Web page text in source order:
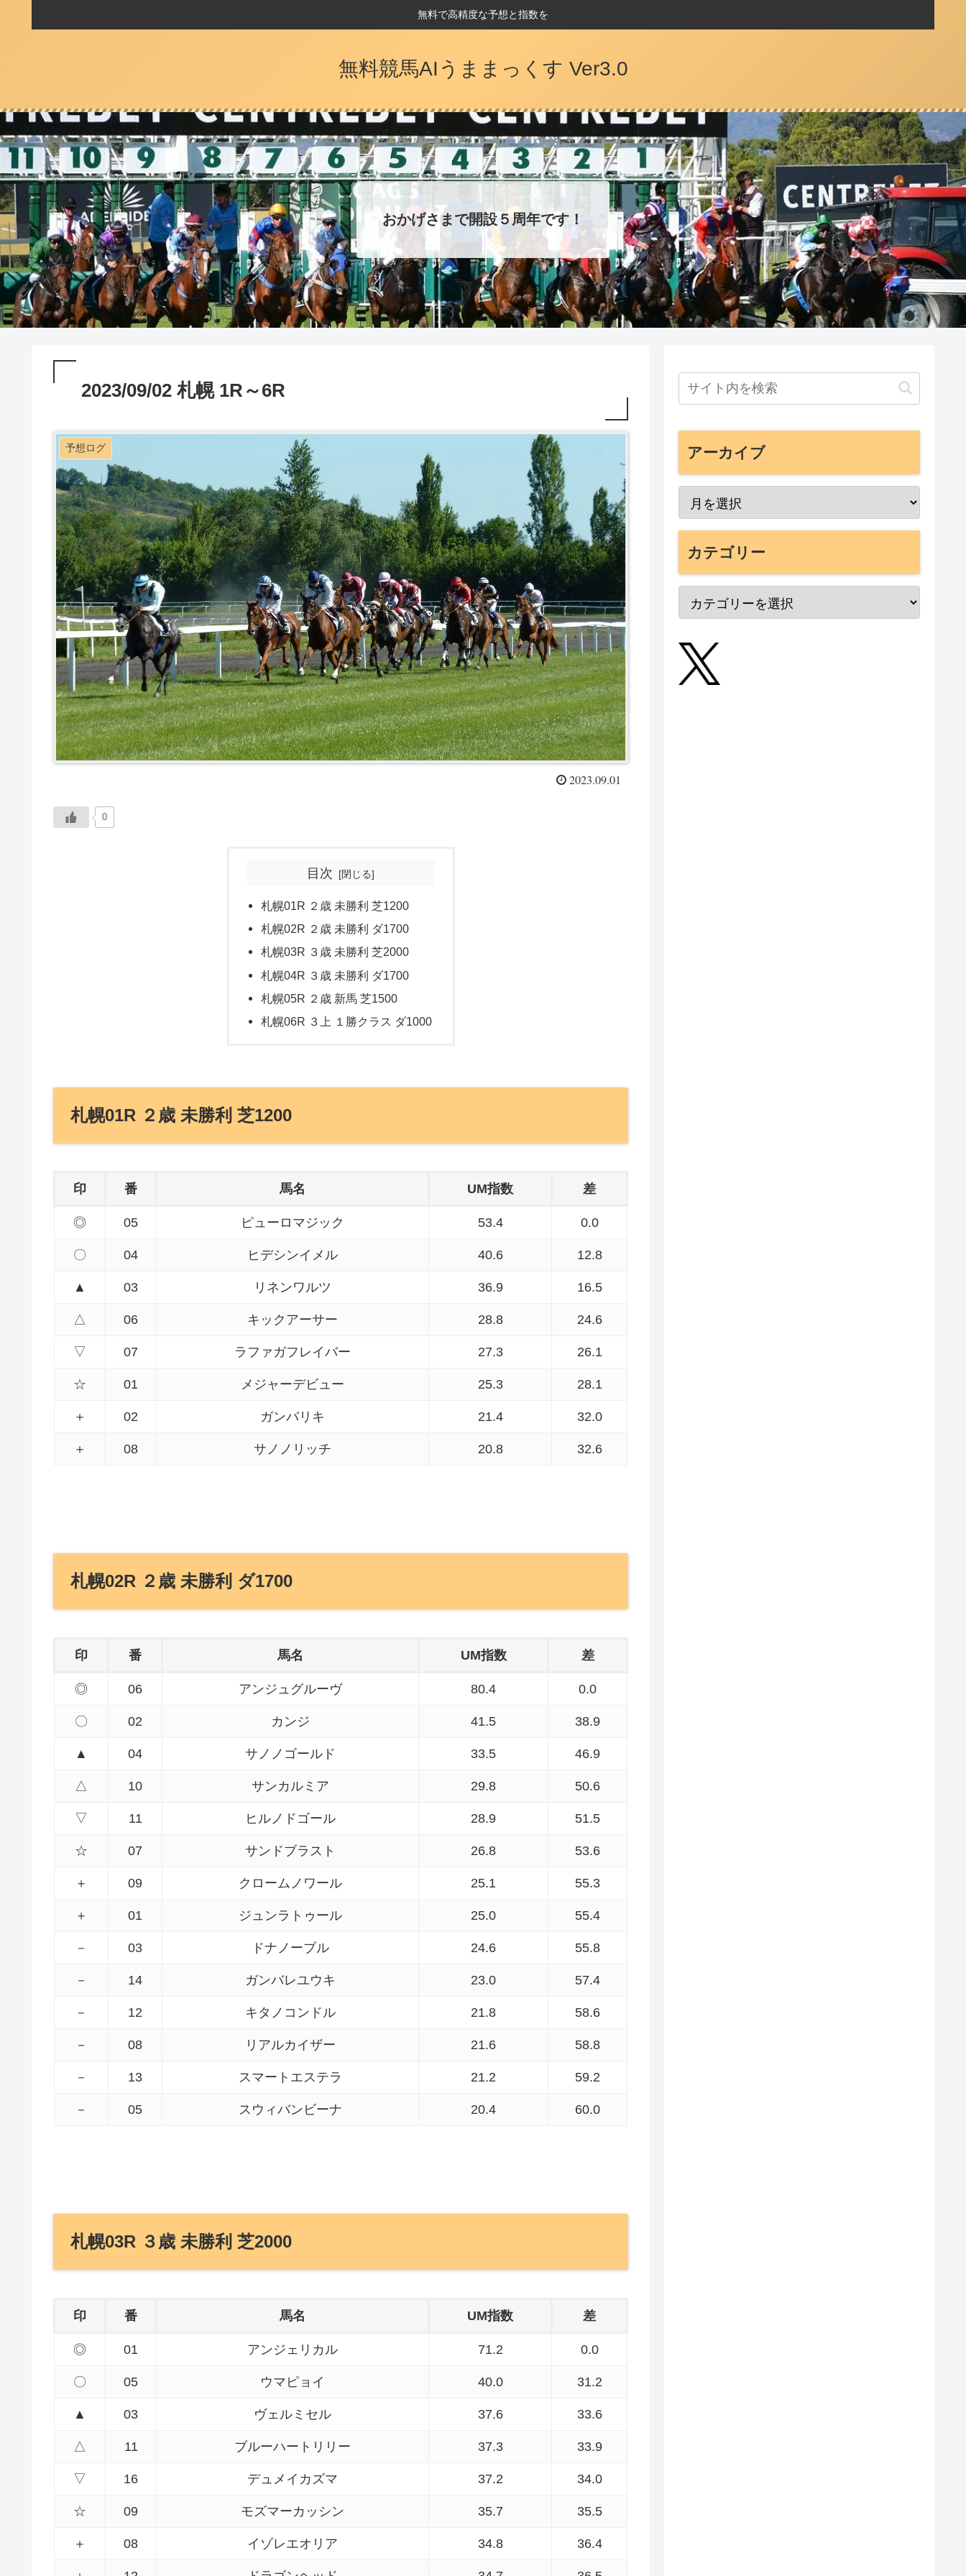
無料で高精度な予想と指数を
無料競馬AIうままっくす Ver3.0
おかげさまで開設５周年です！
2023/09/02 札幌 1R～6R
予想ログ
2023.09.01
0
目次
札幌01R ２歳 未勝利 芝1200
札幌02R ２歳 未勝利 ダ1700
札幌03R ３歳 未勝利 芝2000
札幌04R ３歳 未勝利 ダ1700
札幌05R ２歳 新馬 芝1500
札幌06R ３上 １勝クラス ダ1000
札幌01R ２歳 未勝利 芝1200
印 番 馬名 UM指数 差
◎ 05 ピューロマジック 53.4 0.0
〇 04 ヒデシンイメル 40.6 12.8
▲ 03 リネンワルツ 36.9 16.5
△ 06 キックアーサー 28.8 24.6
▽ 07 ラファガフレイバー 27.3 26.1
☆ 01 メジャーデビュー 25.3 28.1
＋ 02 ガンバリキ 21.4 32.0
＋ 08 サノノリッチ 20.8 32.6
札幌02R ２歳 未勝利 ダ1700
印 番 馬名 UM指数 差
◎ 06 アンジュグルーヴ 80.4 0.0
〇 02 カンジ 41.5 38.9
▲ 04 サノノゴールド 33.5 46.9
△ 10 サンカルミア 29.8 50.6
▽ 11 ヒルノドゴール 28.9 51.5
☆ 07 サンドブラスト 26.8 53.6
＋ 09 クロームノワール 25.1 55.3
＋ 01 ジュンラトゥール 25.0 55.4
－ 03 ドナノーブル 24.6 55.8
－ 14 ガンバレユウキ 23.0 57.4
－ 12 キタノコンドル 21.8 58.6
－ 08 リアルカイザー 21.6 58.8
－ 13 スマートエステラ 21.2 59.2
－ 05 スウィバンビーナ 20.4 60.0
札幌03R ３歳 未勝利 芝2000
印 番 馬名 UM指数 差
◎ 01 アンジェリカル 71.2 0.0
〇 05 ウマピョイ 40.0 31.2
▲ 03 ヴェルミセル 37.6 33.6
△ 11 ブルーハートリリー 37.3 33.9
▽ 16 デュメイカズマ 37.2 34.0
☆ 09 モズマーカッシン 35.7 35.5
＋ 08 イゾレエオリア 34.8 36.4
アーカイブ
カテゴリー